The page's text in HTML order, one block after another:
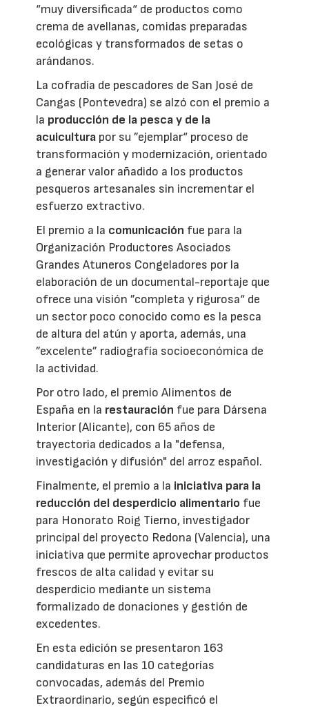
“muy diversificada“ de productos como
crema de avellanas, comidas preparadas
ecológicas y transformados de setas o
arándanos.
La cofradía de pescadores de San José de
Cangas (Pontevedra) se alzó con el premio a
la producción de la pesca y de la
acuicultura por su ”ejemplar“ proceso de
transformación y modernización, orientado
a generar valor añadido a los productos
pesqueros artesanales sin incrementar el
esfuerzo extractivo.
El premio a la comunicación fue para la
Organización Productores Asociados
Grandes Atuneros Congeladores por la
elaboración de un documental-reportaje que
ofrece una visión ”completa y rigurosa“ de
un sector poco conocido como es la pesca
de altura del atún y aporta, además, una
”excelente” radiografía socioeconómica de
la actividad.
Por otro lado, el premio Alimentos de
España en la restauración fue para Dársena
Interior (Alicante), con 65 años de
trayectoria dedicados a la "defensa,
investigación y difusión" del arroz español.
Finalmente, el premio a la iniciativa para la
reducción del desperdicio alimentario fue
para Honorato Roig Tierno, investigador
principal del proyecto Redona (Valencia), una
iniciativa que permite aprovechar productos
frescos de alta calidad y evitar su
desperdicio mediante un sistema
formalizado de donaciones y gestión de
excedentes.
En esta edición se presentaron 163
candidaturas en las 10 categorías
convocadas, además del Premio
Extraordinario, según especificó el